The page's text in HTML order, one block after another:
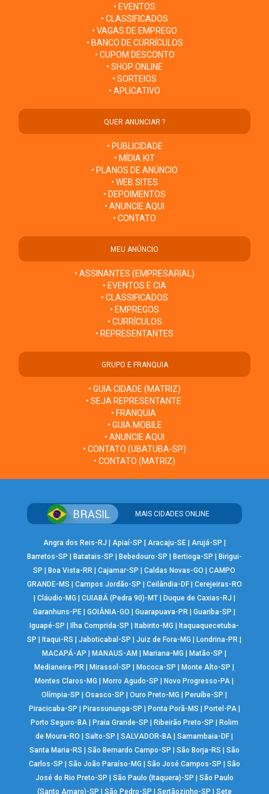
• EVENTOS
• CLASSIFICADOS
• VAGAS DE EMPREGO
• BANCO DE CURRÍCULOS
• CUPOM DESCONTO
• SHOP ONLINE
• SORTEIOS
• APLICATIVO
QUER ANUNCIAR ?
• PUBLICIDADE
• MÍDIA KIT
• PLANOS DE ANÚNCIO
• WEB SITES
• DEPOIMENTOS
• ANUNCIE AQUI
• CONTATO
MEU ANÚNCIO
• ASSINANTES (EMPRESARIAL)
• EVENTOS E CIA
• CLASSIFICADOS
• EMPREGOS
• CURRÍCULOS
• REPRESENTANTES
GRUPO E FRANQUIA
• GUIA CIDADE (MATRIZ)
• SEJA REPRESENTANTE
• FRANQUIA
• GUIA MOBILE
• ANUNCIE AQUI
• CONTATO (UBATUBA-SP)
• CONTATO (MATRIZ)
MAIS CIDADES ONLINE
Angra dos Reis-RJ | Apiaí-SP | Aracaju-SE| Arujá-SP |
Barretos-SP | Batatais-SP | Bebedouro-SP | Bertioga-SP | Birigui-
SP |Boa Vista-RR |Cajamar-SP |Caldas Novas-GO |CAMPO
GRANDE-MS | Campos Jordão-SP | Ceilândia-DF| Cerejeiras-RO
| Cláudio-MG | CUIABÁ (Pedra 90)-MT| Duque de Caxias-RJ |
Garanhuns-PE |GOIÂNIA-GO |Guarapuava-PR |Guariba-SP |
Iguapé-SP |Ilha Comprida-SP |Itabirito-MG |Itaquaquecetuba-
SP |Itaqui-RS |Jaboticabal-SP |Juiz de Fora-MG |Londrina-PR |
MACAPÁ-AP |MANAUS-AM |Mariana-MG |Matão-SP |
Medianeira-PR |Mirassol-SP |Mococa-SP |Monte Alto-SP |
Montes Claros-MG |Morro Agudo-SP |Novo Progresso-PA |
Olímpia-SP |Osasco-SP |Ouro Preto-MG |Peruíbe-SP |
Piracicaba-SP | Pirassununga-SP | Ponta Porã-MS | Portel-PA|
Porto Seguro-BA| Praia Grande-SP | Ribeirão Preto-SP | Rolim
de Moura-RO |Salto-SP |SALVADOR-BA |Samambaia-DF |
Santa Maria-RS | São Bernardo Campo-SP | São Borja-RS | São
Carlos-SP | São João Paraíso-MG | São José Campos-SP | São
José do Rio Preto-SP | São Paulo (Itaquera)-SP | São Paulo
(Santo Amaro)-SP | São Pedro-SP | Sertãozinho-SP | Sete